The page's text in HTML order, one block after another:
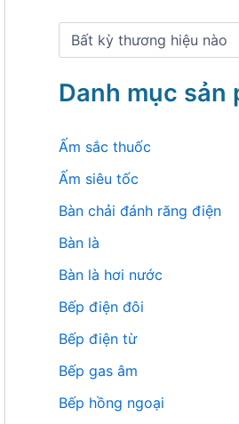
m
Danh mục sản
Ấm sắc thuốc
Ấm siêu tốc
Bàn chải đánh răng điện
Bàn là
Bàn là hơi nước
Bếp điện đôi
Bếp điện từ
Bếp gas âm
Bếp hồng ngoại